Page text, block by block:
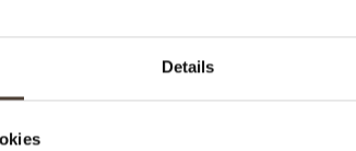
Details